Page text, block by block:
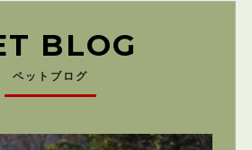
BLOG
ペットブログ